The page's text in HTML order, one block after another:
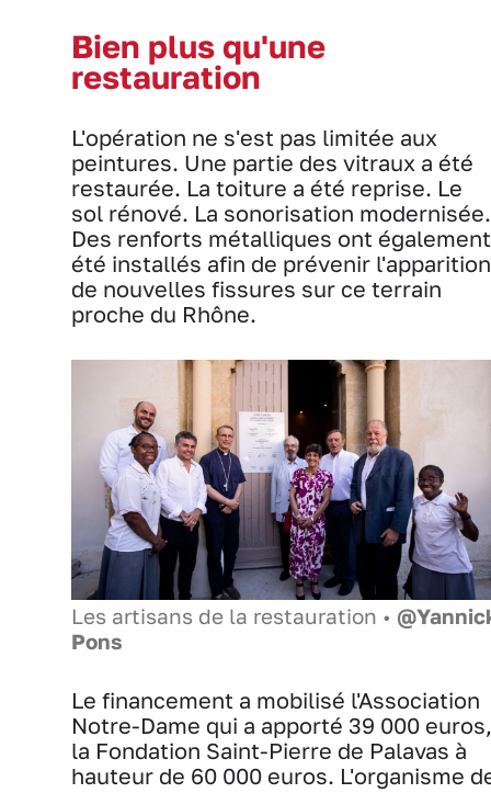
Bien plus qu'une
restauration
L'opération ne s'est pas limitée aux
peintures. Une partie des vitraux a été
restaurée. La toiture a été reprise. Le
sol rénové. La sonorisation modernisée.
Des renforts métalliques ont également
été installés afin de prévenir l'apparition
de nouvelles fissures sur ce terrain
proche du Rhône.
Les artisans de la restauration •
Pons
Le financement a mobilisé l'Association
Notre-Dame qui a apporté 39 000 euros,
la Fondation Saint-Pierre de Palavas à
hauteur de 60 000 euros. L'organisme